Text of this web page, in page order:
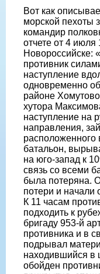
Вот как
морской пехоты
командир
отчете от 4
Новороссийске:
противник
наступление
одновременно
районе
хутора
наступление на
направления,
расположенного
батальон,
на юго-запад к
связь со всеми
была потеряна.
потери и начали
К 11 часам
подходить к
бригаду 953-й
противника и в
подрывал
находившийся в
обойден